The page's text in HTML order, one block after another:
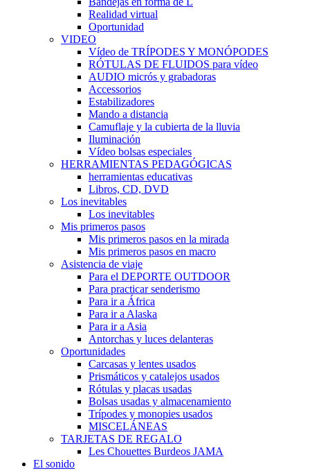
Realidad virtual
Oportunidad
VIDEO
Vídeo de TRÍPODES Y MONÓPODES
RÓTULAS DE FLUIDOS para vídeo
AUDIO micrós y grabadoras
Accessorios
Estabilizadores
Mando a distancia
Camuflaje y la cubierta de la lluvia
Iluminación
Vídeo bolsas especiales
HERRAMIENTAS PEDAGÓGICAS
herramientas educativas
Libros, CD, DVD
Los inevitables
Los inevitables
Mis primeros pasos
Mis primeros pasos en la mirada
Mis primeros pasos en macro
Asistencia de viaje
Para el DEPORTE OUTDOOR
Para practicar senderismo
Para ir a África
Para ir a Alaska
Para ir a Asia
Antorchas y luces delanteras
Oportunidades
Carcasas y lentes usados
Prismáticos y catalejos usados
Rótulas y placas usadas
Bolsas usadas y almacenamiento
Trípodes y monopies usados
MISCELÁNEAS
TARJETAS DE REGALO
Les Chouettes Burdeos JAMA
El sonido